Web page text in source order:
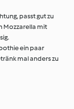
passt gut zu
Mozzarella mit
ein paar
mal anders zu